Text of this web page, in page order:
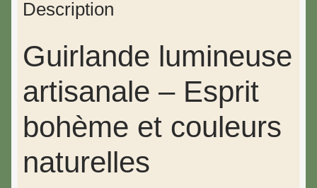
Description
Guirlande lumineuse
artisanale – Esprit
bohème et couleurs
naturelles